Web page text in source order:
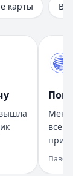
карты
все
Павел